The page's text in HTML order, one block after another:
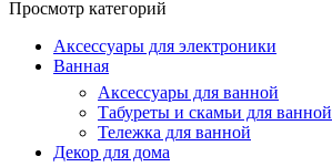
Просмотр категорий
Аксессуары для электроники
Ванная
Аксессуары для ванной
Табуреты и скамьи для ванной
Тележка для ванной
Декор для дома